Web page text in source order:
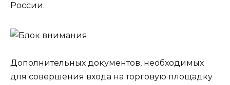
России.
Дополнительных документов, необходимых
для совершения входа на торговую площадку